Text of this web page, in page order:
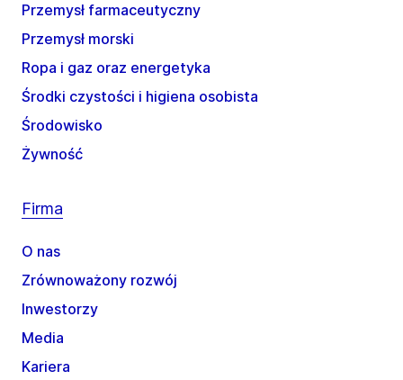
Przemysł farmaceutyczny
Przemysł morski
Ropa i gaz oraz energetyka
Środki czystości i higiena osobista
Środowisko
Żywność
Firma
O nas
Zrównoważony rozwój
Inwestorzy
Media
Kariera